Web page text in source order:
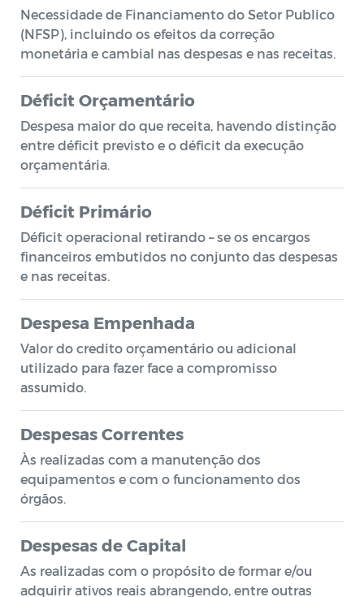
Necessidade de Financiamento do Setor Publico
(NFSP), incluindo os efeitos da correção
monetária e cambial nas despesas e nas receitas.
Déficit Orçamentário
Despesa maior do que receita, havendo distinção
entre déficit previsto e o déficit da execução
orçamentária.
Déficit Primário
Déficit operacional retirando – se os encargos
financeiros embutidos no conjunto das despesas
e nas receitas.
Despesa Empenhada
Valor do credito orçamentário ou adicional
utilizado para fazer face a compromisso
assumido.
Despesas Correntes
Às realizadas com a manutenção dos
equipamentos e com o funcionamento dos
órgãos.
Despesas de Capital
As realizadas com o propósito de formar e/ou
adquirir ativos reais abrangendo, entre outras